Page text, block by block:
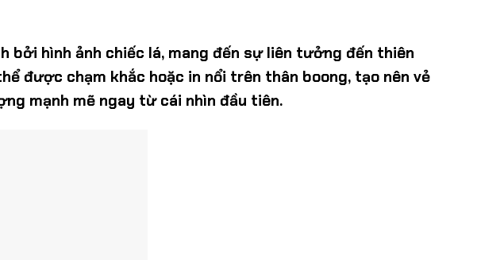
bởi hình ảnh chiếc lá, mang đến sự liên tưởng đến thiên
được chạm khắc hoặc in nổi trên thân boong, tạo nên vẻ
mạnh mẽ ngay từ cái nhìn đầu tiên.